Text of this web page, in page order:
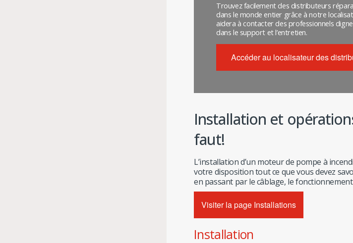
Trouvez facilement des distributeurs
dans le monde entier grâce à notre
aidera à contacter des professionnels
dans le support et l’entretien.
Accéder au localisateur des
Installation et
faut!
L’installation d’un moteur de pompe à
votre disposition tout ce que vous devez
en passant par le câblage, le
Visiter la page Installations
Installation